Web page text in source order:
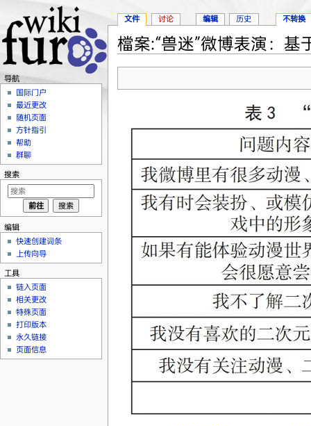
檔案:“兽迷”微博表演：基
文件 讨论 编辑 历史 不转换
导航
国际门户
最近更改
随机页面
方针指引
帮助
群聊
搜索
编辑
快速创建词条
上传向导
工具
链入页面
相关更改
特殊页面
打印版本
永久链接
页面信息